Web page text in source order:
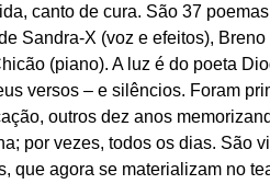
canto de cura. São 37
Sandra-X (voz e efeitos),
(piano). A luz é do poeta
versos – e silêncios. Foram
outros dez anos
por vezes, todos os dias. São
que agora se materializam no